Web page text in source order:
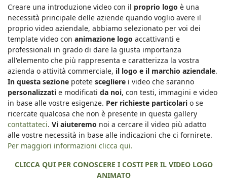
Creare una introduzione video con il proprio logo è una
necessità principale delle aziende quando voglio avere il
proprio video aziendale, abbiamo selezionato per voi dei
template video con animazione logo accattivanti e
professionali in grado di dare la giusta importanza
all'elemento che più rappresenta e caratterizza la vostra
azienda o attività commerciale, il logo e il marchio aziendale.
In questa sezione potete scegliere i video che saranno
personalizzati e modificati da noi, con testi, immagini e video
in base alle vostre esigenze. Per richieste particolari o se
ricercate qualcosa che non è presente in questa gallery
contattateci. Vi aiuteremo noi a cercare il video più adatto
alle vostre necessità in base alle indicazioni che ci fornirete.
Per maggiori informazioni clicca qui.
CLICCA QUI PER CONOSCERE I COSTI PER IL VIDEO LOGO
ANIMATO